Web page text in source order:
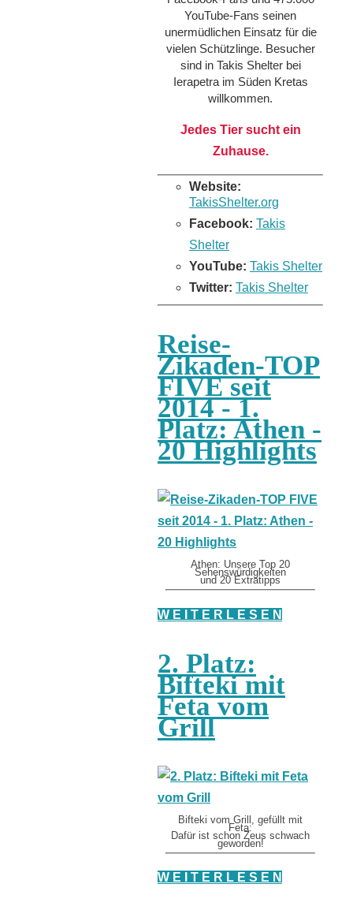
YouTube-Fans seinen
unermüdlichen Einsatz für die
vielen Schützlinge. Besucher
sind in Takis Shelter bei
Ierapetra im Süden Kretas
willkommen.
Jedes Tier sucht ein
Zuhause.
Website:
TakisShelter.org
Facebook: Takis
Shelter
YouTube: Takis Shelter
Twitter: Takis Shelter
Reise-
Zikaden-TOP
FIVE seit
2014 - 1.
Platz: Athen -
20 Highlights
Athen: Unsere Top 20
Sehenswürdigkeiten
und 20 Extratipps
W E I T E R L E S E N
2. Platz:
Bifteki mit
Feta vom
Grill
Bifteki vom Grill, gefüllt mit
Feta:
Dafür ist schon Zeus schwach
geworden!
W E I T E R L E S E N